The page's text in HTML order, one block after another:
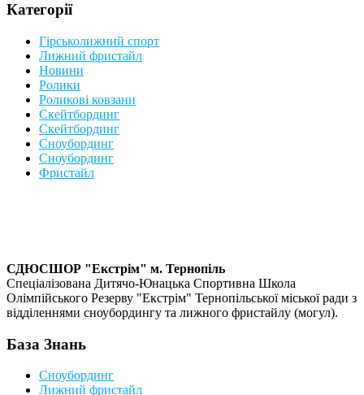
Категорії
Гірськолижний спорт
Лижний фристайл
Новини
Ролики
Роликові ковзани
Скейтбординг
Скейтбординг
Сноубординг
Сноубординг
Фристайл
СДЮСШОР "Екстрім" м. Тернопіль
Спеціалізована Дитячо-Юнацька Спортивна Школа
Олімпійського Резерву "Екстрім" Тернопільської міської ради з
відділеннями сноубордингу та лижного фристайлу (могул).
База Знань
Сноубординг
Лижний фристайл